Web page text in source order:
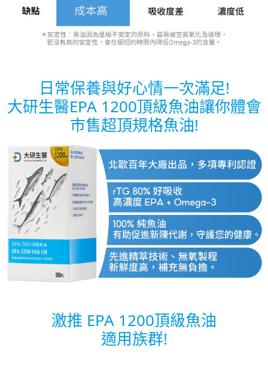
日常保養與好心情一次滿足!
大研生醫EPA 1200頂級魚油讓你體會
市售超頂規格魚油!
激推 EPA 1200頂級魚油
適用族群!